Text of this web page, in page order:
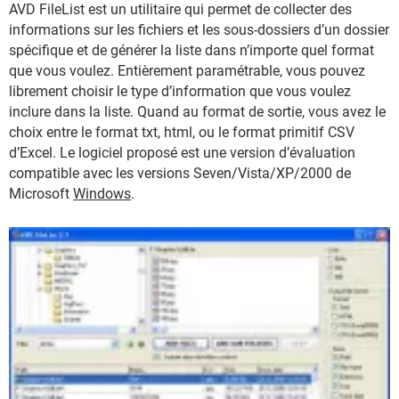
AVD FileList est un utilitaire qui permet de collecter des
informations sur les fichiers et les sous-dossiers d’un dossier
spécifique et de générer la liste dans n’importe quel format
que vous voulez. Entièrement paramétrable, vous pouvez
librement choisir le type d’information que vous voulez
inclure dans la liste. Quand au format de sortie, vous avez le
choix entre le format txt, html, ou le format primitif CSV
d’Excel. Le logiciel proposé est une version d’évaluation
compatible avec les versions Seven/Vista/XP/2000 de
Microsoft Windows.